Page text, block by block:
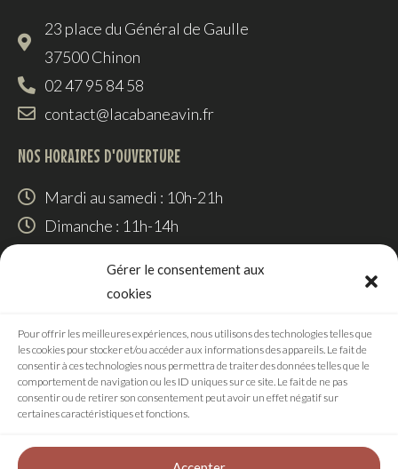
Gérer le consentement aux
cookies
Pour offrir les meilleures expériences, nous utilisons des technologies telles que
les cookies pour stocker et/ou accéder aux informations des appareils. Le fait de
consentir à ces technologies nous permettra de traiter des données telles que le
comportement de navigation ou les ID uniques sur ce site. Le fait de ne pas
consentir ou de retirer son consentement peut avoir un effet négatif sur
certaines caractéristiques et fonctions.
23 place du Général de Gaulle
37500 Chinon
02 47 95 84 58
contact@lacabaneavin.fr
NOS HORAIRES D'OUVERTURE
Mardi au samedi : 10h-21h
Dimanche : 11h-14h
RÉALISATION